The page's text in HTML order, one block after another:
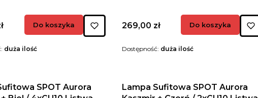
Do koszyka
duża ilość
Cena
269,00 zł Do koszyka
Dostępność: duża ilość
SPOT Aurora
Lampa Sufitowa SPOT Aurora